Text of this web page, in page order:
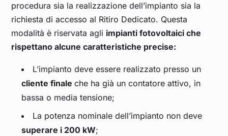
procedura sia la realizzazione dell’impianto sia la
richiesta di accesso al Ritiro Dedicato. Questa
modalità è riservata agli impianti fotovoltaici che
rispettano alcune caratteristiche precise:
L’impianto deve essere realizzato presso un
cliente finaleche ha già un contatore attivo, in
bassa o media tensione;
La potenza nominale dell’impianto non deve
superare i 200 kW;